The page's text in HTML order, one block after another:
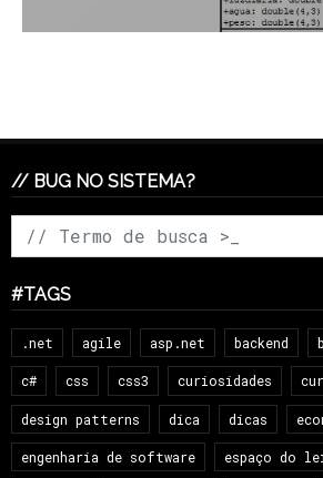
// BUG NO SISTEMA?
#TAGS
.net agile asp.net backend
c# css css3 curiosidades
design patterns dica dicas
engenharia de software espaço do